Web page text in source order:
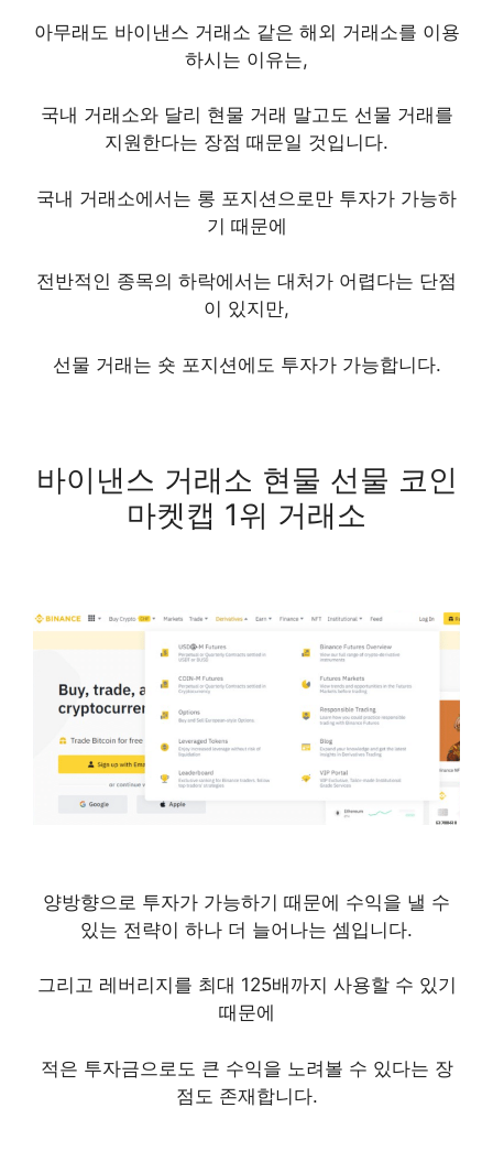
아무래도 바이낸스 거래소 같은 해외 거래소를 이용
하시는 이유는,
국내 거래소와 달리 현물 거래 말고도 선물 거래를
지원한다는 장점 때문일 것입니다.
국내 거래소에서는 롱 포지션으로만 투자가 가능하
기 때문에
전반적인 종목의 하락에서는 대처가 어렵다는 단점
이 있지만,
선물 거래는 숏 포지션에도 투자가 가능합니다.
​바이낸스 거래소 현물 선물 코인
마켓캡 1위 거래소
양방향으로 투자가 가능하기 때문에 수익을 낼 수
있는 전략이 하나 더 늘어나는 셈입니다.
그리고 레버리지를 최대 125배까지 사용할 수 있기
때문에
적은 투자금으로도 큰 수익을 노려볼 수 있다는 장
점도 존재합니다.